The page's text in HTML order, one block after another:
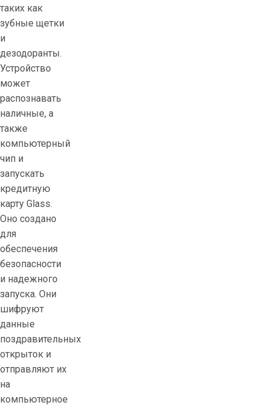
таких как
зубные щетки
и
дезодоранты.
Устройство
может
распознавать
наличные, а
также
компьютерный
чип и
запускать
кредитную
карту Glass.
Оно создано
для
обеспечения
безопасности
и надежного
запуска. Они
шифруют
данные
поздравительных
открыток и
отправляют их
на
компьютерное